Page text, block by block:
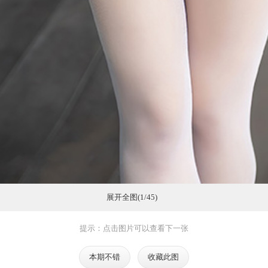
展开全图(1/45)
提示：点击图片可以查看下一张
本期不错 收藏此图